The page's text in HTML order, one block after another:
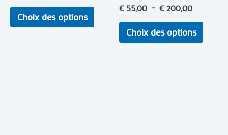
Choix des options
page
€ 55,00 – € 200,00
Choix des options
du